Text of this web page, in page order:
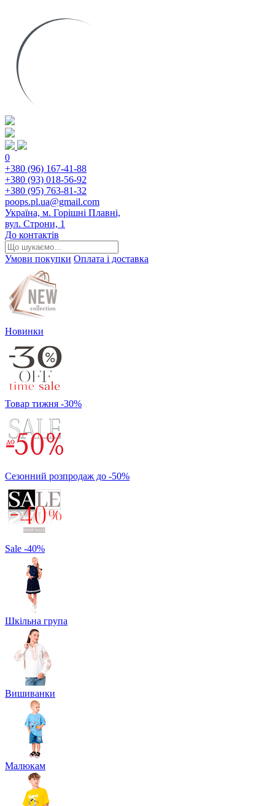
0
+380 (96) 167-41-88
+380 (93) 018-56-92
+380 (95) 763-81-32
poops.pl.ua@gmail.com
Україна, м. Горішні Плавні,
вул. Строни, 1
До контактів
Умови покупки Оплата і доставка
Новинки
Товар тижня -30%
Сезонний розпродаж до -50%
Sale -40%
Шкільна група
Вишиванки
Малюкам